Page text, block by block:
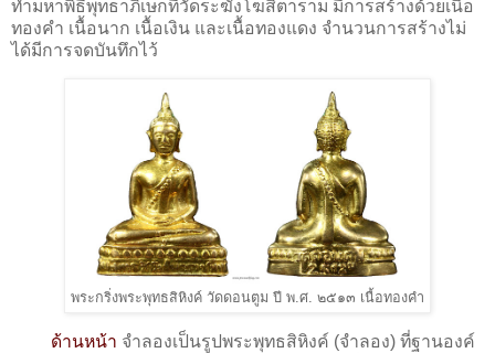
ทํามหาพิธีพุทธาภิเษกที่วัดระฆังโฆสิตาราม มีการสร้างด้วยเนื้อ
ทองคำ เนื้อนาก เนื้อเงิน และเนื้อทองแดง จำนวนการสร้างไม่
ได้มีการจดบันทึกไว้
พระกริ่งพระพุทธสิหิงค์ วัดดอนตูม ปี พ.ศ. ๒๕๑๓ เนื้อทองคำ
ด้านหน้า จำลองเป็นรูป พระพุทธสิหิงค์ (จำลอง) ที่ฐานองค์